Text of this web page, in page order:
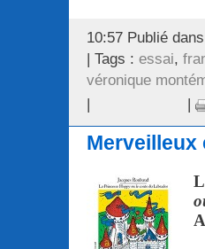
10:57 Publié
| Tags : essai,
véronique
|
|
Merveilleux